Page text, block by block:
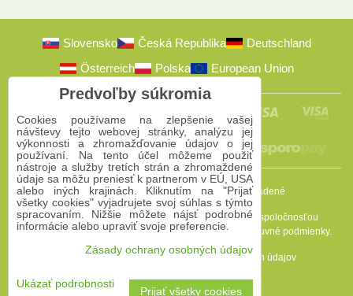
Slovensko Česká Republika
Deutschland
Österreich
Polska European Union
2009-2026 © Bomba s.r.o.Všetky práva vyhradené
Táto stránka je chránená programom reCAPTCHA a spoločnosťou
Google. PlatiaPravidlá ochrany osobných údajov Zmluvné podmienky.
Predvoľby súkromia
Zásady ochrany osobných údajov
Predvoľby súkromia
Cookies používame na zlepšenie vašej
návštevy tejto webovej stránky, analýzu jej
výkonnosti a zhromažďovanie údajov o jej
používaní. Na tento účel môžeme použiť
nástroje a služby tretích strán a zhromaždené
údaje sa môžu preniesť k partnerom v EÚ, USA
alebo iných krajinách. Kliknutím na "Prijať
všetky cookies" vyjadrujete svoj súhlas s týmto
spracovaním. Nižšie môžete nájsť podrobné
informácie alebo upraviť svoje preferencie.
Zásady ochrany osobných údajov
Ukázať podrobnosti
Prijať všetky cookies